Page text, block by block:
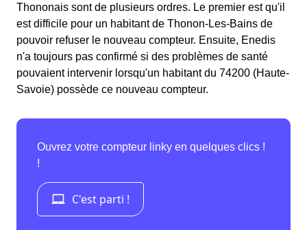
Thononais sont de plusieurs ordres. Le premier est qu'il
est difficile pour un habitant de Thonon-Les-Bains de
pouvoir refuser le nouveau compteur. Ensuite, Enedis
n'a toujours pas confirmé si des problèmes de santé
pouvaient intervenir lorsqu'un habitant du 74200 (Haute-
Savoie) possède ce nouveau compteur.